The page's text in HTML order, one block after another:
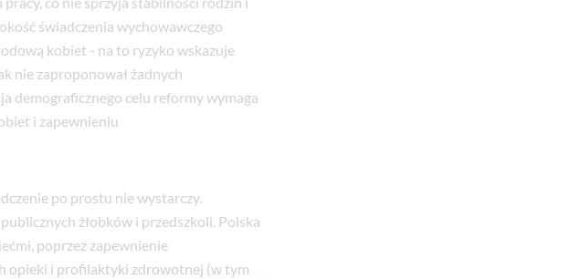
świadczenia wychowawczego
kobiet - na to ryzyko wskazuje
nie zaproponował żadnych
demograficznego celu reformy wymaga
i zapewnieniu
po prostu nie wystarczy.
żłobków i przedszkoli. Polska
poprzez zapewnienie
opieki i profilaktyki zdrowotnej (w tym